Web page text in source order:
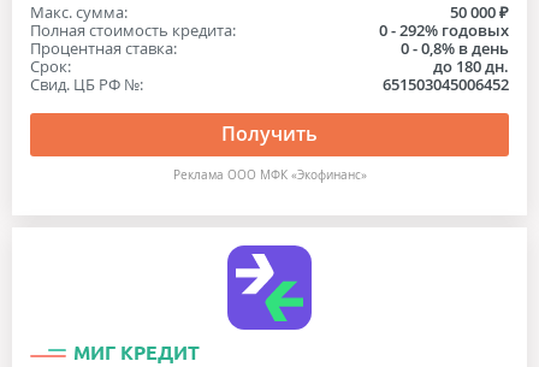
Макс. сумма:
50 000 ₽
Полная стоимость кредита:
0 - 292% годовых
Процентная ставка:
0 - 0,8% в день
Срок:
до 180 дн.
Свид. ЦБ РФ №:
651503045006452
Получить
Реклама ООО МФК «Экофинанс»
МИГ КРЕДИТ